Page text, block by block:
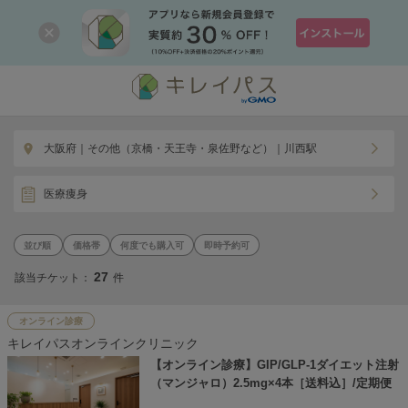
大阪府｜その他（京橋・天王寺・泉佐野など）｜川西駅
医療痩身
価格帯 何度でも購入可 即時予約可
該当チケット： 27 件
オンライン診療
キレイパスオンラインクリニック
【オンライン診療】GIP/GLP-1ダイエット注射
（マンジャロ）2.5mg×4本［送料込］/定期便